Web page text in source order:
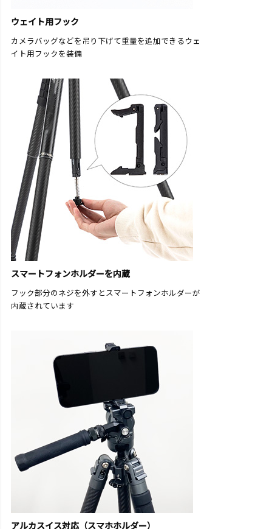
ウェイト用フック
カメラバッグなどを吊り下げて重量を追加できるウェ
イト用フックを装備
スマートフォンホルダーを内蔵
フック部分のネジを外すとスマートフォンホルダーが
内蔵されています
アルカスイス対応（スマホホルダー）